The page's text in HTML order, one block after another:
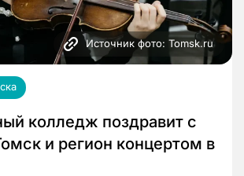
Источник фото: Tomsk.ru
колледж поздравит с
и регион концертом в